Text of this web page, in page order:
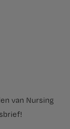
van Nursing
!